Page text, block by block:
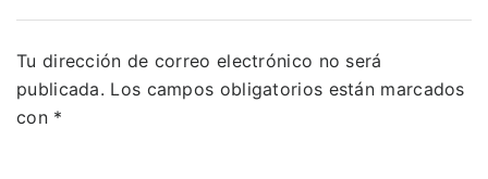
Tu dirección de correo electrónico no será
publicada. Los campos obligatorios están marcados
con *